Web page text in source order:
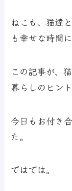
ねこも、猫達
も幸せな時間
この記事が、
暮らしのヒン
今日もお付き
た。
ではでは。